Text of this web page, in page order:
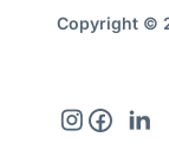
Copyright ©